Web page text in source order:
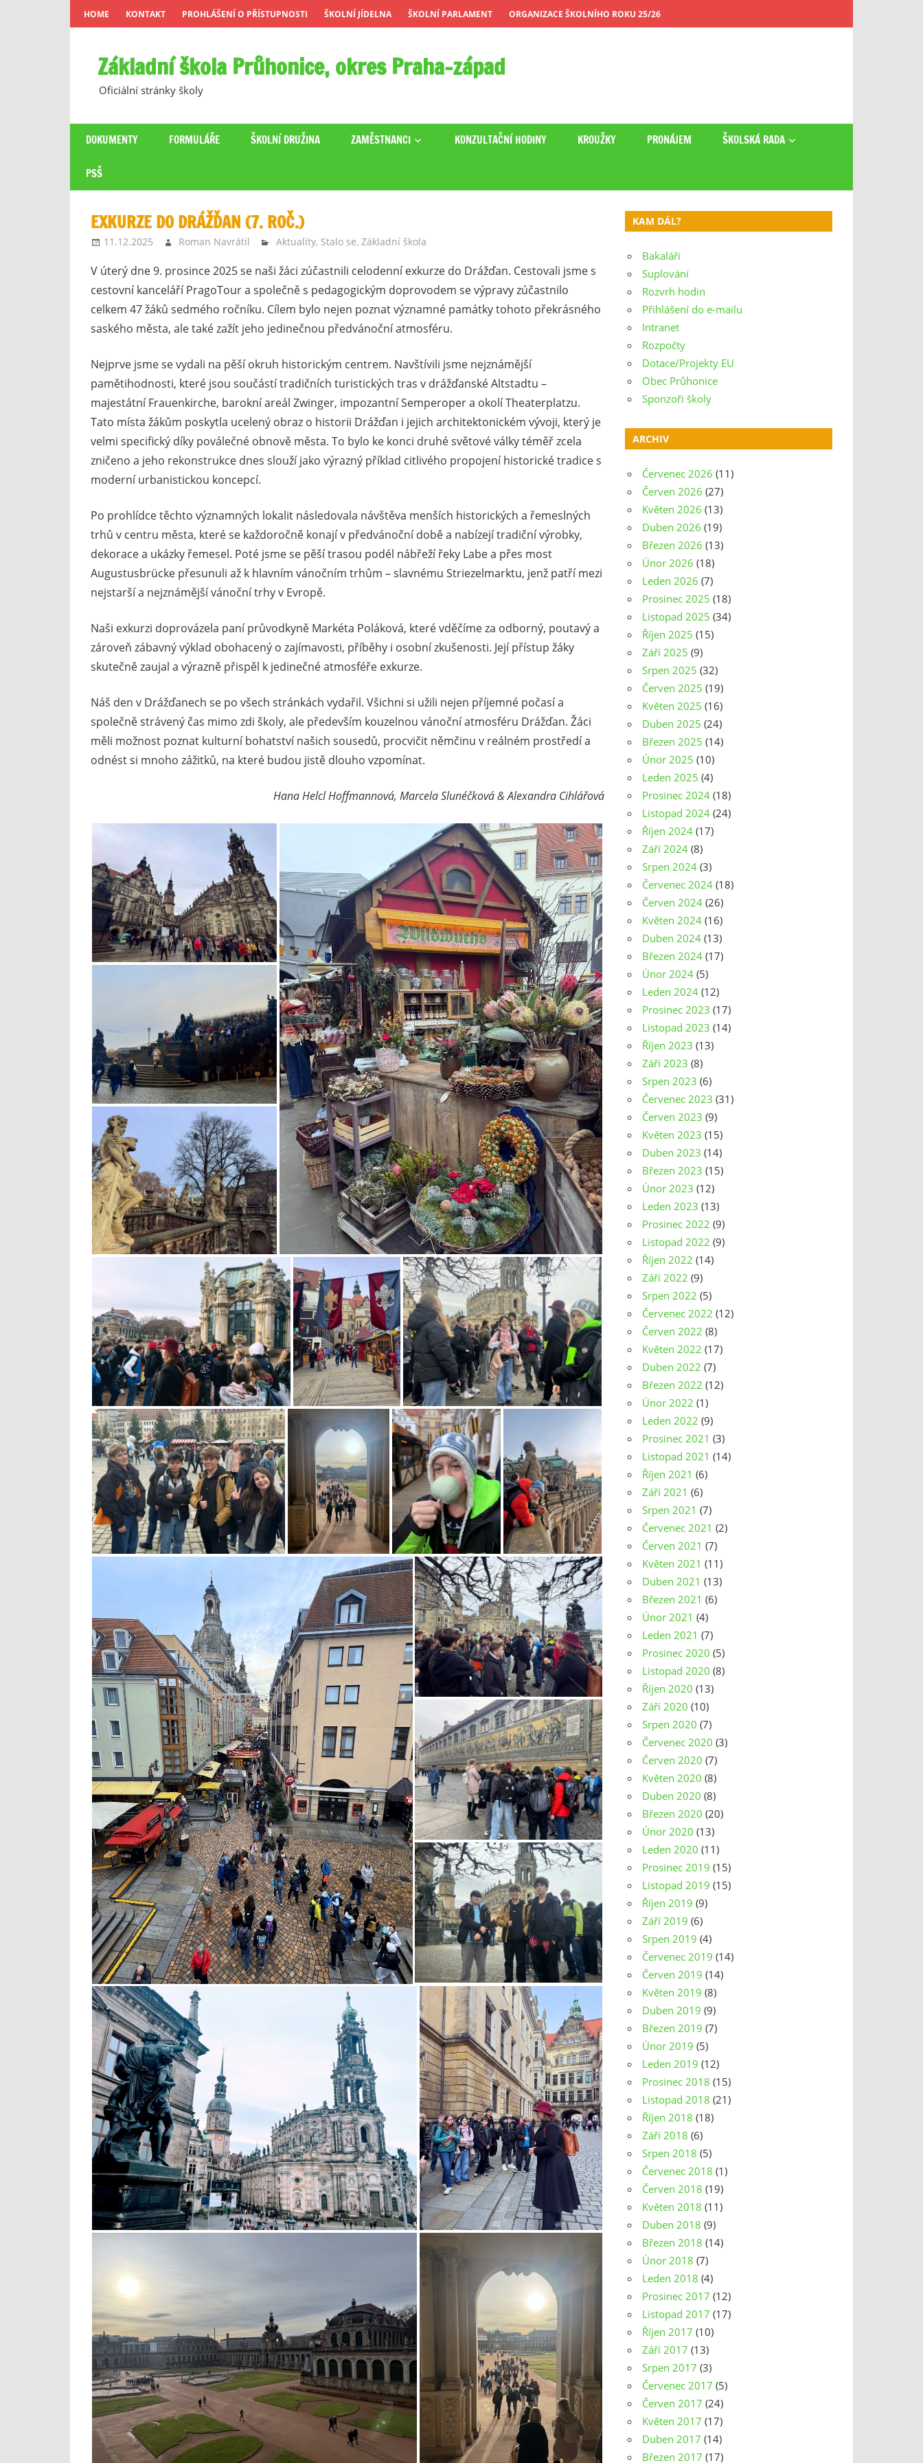
Skip
to
HOME KONTAKT PROHLÁŠENÍ O PŘÍSTUPNOSTI ŠKOLNÍ JÍDELNA ŠKOLNÍ PARLAMENT ORGANIZACE ŠKOLNÍHO ROKU 25/26
Základní škola Průhonice, okres Praha-západ
Oficiální stránky školy
DOKUMENTY FORMULÁŘE ŠKOLNÍ DRUŽINA ZAMĚSTNANCI KONZULTAČNÍ HODINY KROUŽKY PRONÁJEM ŠKOLSKÁ RADA
PSŠ
EXKURZE DO DRÁŽĎAN (7. ROČ.)
11.12.2025 Roman Navrátil Aktuality, Stalo se, Základní škola
V úterý dne 9. prosince 2025 se naši žáci zúčastnili celodenní exkurze do Drážďan. Cestovali jsme s
cestovní kanceláří PragoTour a společně s pedagogickým doprovodem se výpravy zúčastnilo
celkem 47 žáků sedmého ročníku. Cílem bylo nejen poznat významné památky tohoto překrásného
saského města, ale také zažít jeho jedinečnou předvánoční atmosféru.
Nejprve jsme se vydali na pěší okruh historickým centrem. Navštívili jsme nejznámější
pamětihodnosti, které jsou součástí tradičních turistických tras v drážďanské Altstadtu –
majestátní Frauenkirche, barokní areál Zwinger, impozantní Semperoper a okolí Theaterplatzu.
Tato místa žákům poskytla ucelený obraz o historii Drážďan i jejich architektonickém vývoji, který je
velmi specifický díky poválečné obnově města. To bylo ke konci druhé světové války téměř zcela
zničeno a jeho rekonstrukce dnes slouží jako výrazný příklad citlivého propojení historické tradice s
moderní urbanistickou koncepcí.
Po prohlídce těchto významných lokalit následovala návštěva menších historických a řemeslných
trhů v centru města, které se každoročně konají v předvánoční době a nabízejí tradiční výrobky,
dekorace a ukázky řemesel. Poté jsme se pěší trasou podél nábřeží řeky Labe a přes most
Augustusbrücke přesunuli až k hlavním vánočním trhům – slavnému Striezelmarktu, jenž patří mezi
nejstarší a nejznámější vánoční trhy v Evropě.
Naši exkurzi doprovázela paní průvodkyně Markéta Poláková, které vděčíme za odborný, poutavý a
zároveň zábavný výklad obohacený o zajímavosti, příběhy i osobní zkušenosti. Její přístup žáky
skutečně zaujal a výrazně přispěl k jedinečné atmosféře exkurze.
Náš den v Drážďanech se po všech stránkách vydařil. Všichni si užili nejen příjemné počasí a
společně strávený čas mimo zdi školy, ale především kouzelnou vánoční atmosféru Drážďan. Žáci
měli možnost poznat kulturní bohatství našich sousedů, procvičit němčinu v reálném prostředí a
odnést si mnoho zážitků, na které budou jistě dlouho vzpomínat.
Hana Helcl Hoffmannová, Marcela Slunéčková & Alexandra Cihlářová
KAM DÁL?
Bakaláři
Suplování
Rozvrh hodin
Přihlášení do e-mailu
Intranet
Rozpočty
Dotace/Projekty EU
Obec Průhonice
Sponzoři školy
ARCHIV
Červenec 2026 (11)
Červen 2026 (27)
Květen 2026 (13)
Duben 2026 (19)
Březen 2026 (13)
Únor 2026 (18)
Leden 2026 (7)
Prosinec 2025 (18)
Listopad 2025 (34)
Říjen 2025 (15)
Září 2025 (9)
Srpen 2025 (32)
Červen 2025 (19)
Květen 2025 (16)
Duben 2025 (24)
Březen 2025 (14)
Únor 2025 (10)
Leden 2025 (4)
Prosinec 2024 (18)
Listopad 2024 (24)
Říjen 2024 (17)
Září 2024 (8)
Srpen 2024 (3)
Červenec 2024 (18)
Červen 2024 (26)
Květen 2024 (16)
Duben 2024 (13)
Březen 2024 (17)
Únor 2024 (5)
Leden 2024 (12)
Prosinec 2023 (17)
Listopad 2023 (14)
Říjen 2023 (13)
Září 2023 (8)
Srpen 2023 (6)
Červenec 2023 (31)
Červen 2023 (9)
Květen 2023 (15)
Duben 2023 (14)
Březen 2023 (15)
Únor 2023 (12)
Leden 2023 (13)
Prosinec 2022 (9)
Listopad 2022 (9)
Říjen 2022 (14)
Září 2022 (9)
Srpen 2022 (5)
Červenec 2022 (12)
Červen 2022 (8)
Květen 2022 (17)
Duben 2022 (7)
Březen 2022 (12)
Únor 2022 (1)
Leden 2022 (9)
Prosinec 2021 (3)
Listopad 2021 (14)
Říjen 2021 (6)
Září 2021 (6)
Srpen 2021 (7)
Červenec 2021 (2)
Červen 2021 (7)
Květen 2021 (11)
Duben 2021 (13)
Březen 2021 (6)
Únor 2021 (4)
Leden 2021 (7)
Prosinec 2020 (5)
Listopad 2020 (8)
Říjen 2020 (13)
Září 2020 (10)
Srpen 2020 (7)
Červenec 2020 (3)
Červen 2020 (7)
Květen 2020 (8)
Duben 2020 (8)
Březen 2020 (20)
Únor 2020 (13)
Leden 2020 (11)
Prosinec 2019 (15)
Listopad 2019 (15)
Říjen 2019 (9)
Září 2019 (6)
Srpen 2019 (4)
Červenec 2019 (14)
Červen 2019 (14)
Květen 2019 (8)
Duben 2019 (9)
Březen 2019 (7)
Únor 2019 (5)
Leden 2019 (12)
Prosinec 2018 (15)
Listopad 2018 (21)
Říjen 2018 (18)
Září 2018 (6)
Srpen 2018 (5)
Červenec 2018 (1)
Červen 2018 (19)
Květen 2018 (11)
Duben 2018 (9)
Březen 2018 (14)
Únor 2018 (7)
Leden 2018 (4)
Prosinec 2017 (12)
Listopad 2017 (17)
Říjen 2017 (10)
Září 2017 (13)
Srpen 2017 (3)
Červenec 2017 (5)
Červen 2017 (24)
Květen 2017 (17)
Duben 2017 (14)
Březen 2017 (17)